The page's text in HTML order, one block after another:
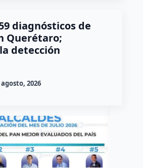
diagnósticos de
Querétaro;
detección
agosto, 2026